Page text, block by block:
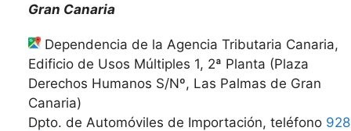
Gran Canaria
Dependencia de la Agencia Tributaria Canaria,
Edificio de Usos Múltiples 1, 2ª Planta (Plaza
Derechos Humanos S/Nº, Las Palmas de Gran
Canaria)
Dpto. de Automóviles de Importación, teléfono 928